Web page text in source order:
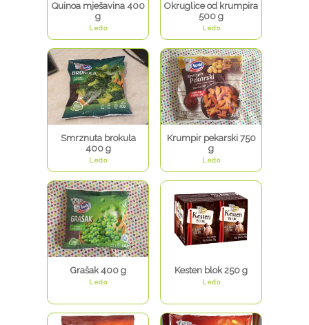
Quinoa mješavina 400
g
Ledo
Okruglice od krumpira
500 g
Ledo
Smrznuta brokula
400 g
Ledo
Krumpir pekarski 750
g
Ledo
Grašak 400 g
Ledo
Kesten blok 250 g
Ledo